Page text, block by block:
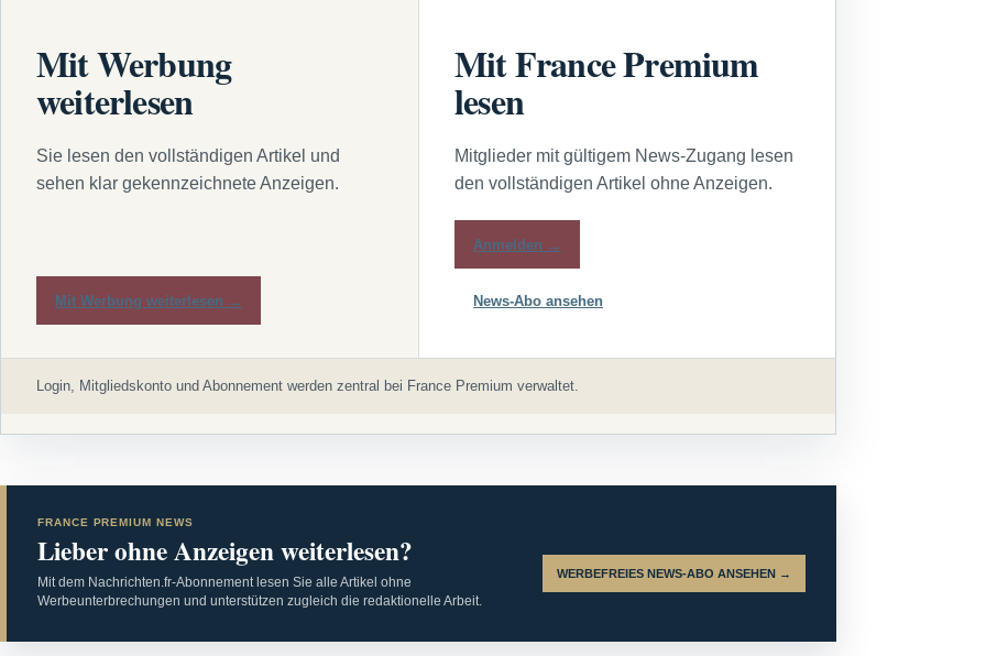
Mit Werbung
weiterlesen
Sie lesen den vollständigen Artikel und
sehen klar gekennzeichnete Anzeigen.
Mit Werbung weiterlesen →
Mit France Premium
lesen
Mitglieder mit gültigem News-Zugang lesen
den vollständigen Artikel ohne Anzeigen.
Anmelden →
News-Abo ansehen
Login, Mitgliedskonto und Abonnement werden zentral bei France Premium verwaltet.
FRANCE PREMIUM NEWS
Lieber ohne Anzeigen weiterlesen?
Mit dem Nachrichten.fr-Abonnement lesen Sie alle Artikel ohne
Werbeunterbrechungen und unterstützen zugleich die redaktionelle Arbeit.
WERBEFREIES NEWS-ABO ANSEHEN →